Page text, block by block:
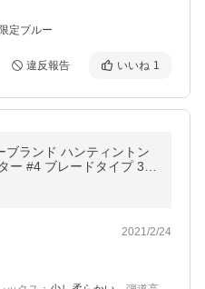
定ブルー
違反報告 いいね 1
ブランド ハンティントン
ー #4 ブレードタイプ 34
HB-SOFT#4 返品種別
2021/2/24